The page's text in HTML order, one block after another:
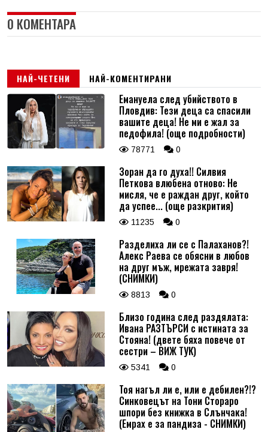
0 КОМЕНТАРА
НАЙ-ЧЕТЕНИ НАЙ-КОМЕНТИРАНИ
Емануела след убийството в
Пловдив: Тези деца са спасили
вашите деца! Не ми е жал за
педофила! (още подробности)
78771 0
Зоран да го духа!! Силвия
Петкова влюбена отново: Не
мисля, че е раждан друг, който
да успее... (още разкрития)
11235 0
Разделиха ли се с Палаханов?!
Алекс Раева се обясни в любов
на друг мъж, мрежата завря!
(СНИМКИ)
8813 0
Близо година след раздялата:
Ивана РАЗТЪРСИ с истината за
Стояна! (двете бяха повече от
сестри – ВИЖ ТУК)
5341 0
Тоя нагъл ли е, или е дебилен?!?
Синковецът на Тони Стораро
шпори без книжка в Слънчака!
(Емрах е за пандиза - СНИМКИ)